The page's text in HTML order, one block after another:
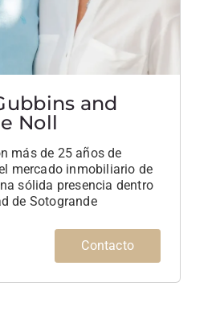
and
Noll
más de 25 años de
mercado inmobiliario de
sólida presencia dentro
de Sotogrande
Contacto